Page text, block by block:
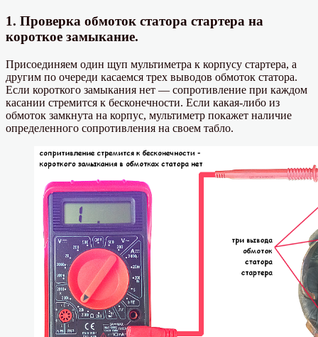
1. Проверка обмоток статора стартера на
короткое замыкание.
Присоединяем один щуп мультиметра к корпусу стартера, а
другим по очереди касаемся трех выводов обмоток статора.
Если короткого замыкания нет — сопротивление при каждом
касании стремится к бесконечности. Если какая-либо из
обмоток замкнута на корпус, мультиметр покажет наличие
определенного сопротивления на своем табло.